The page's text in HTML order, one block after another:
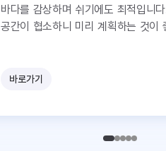
바다를 감상하며 쉬기에도 최적입니
공간이 협소하니 미리 계획하는 것이
바로가기